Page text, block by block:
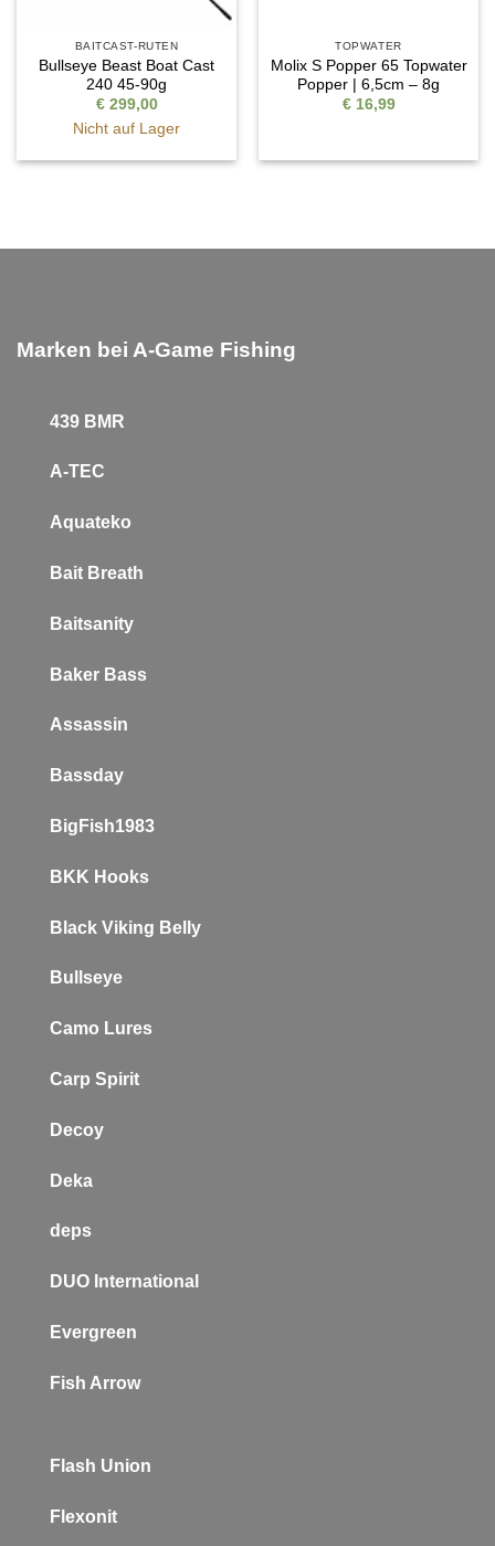
BAITCAST-RUTEN
Bullseye Beast Boat Cast
240 45-90g
€299,00
Nicht auf Lager
TOPWATER
Molix S Popper 65 Topwater
Popper | 6,5cm – 8g
€16,99
Marken bei A-Game Fishing
439 BMR
A-TEC
Aquateko
Bait Breath
Baitsanity
Baker Bass
Assassin
Bassday
BigFish1983
BKK Hooks
Black Viking Belly
Bullseye
Camo Lures
Carp Spirit
Decoy
Deka
deps
DUO International
Evergreen
Fish Arrow
Flash Union
Flexonit